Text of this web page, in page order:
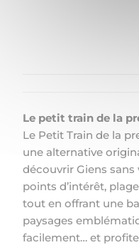
Le petit train de la
Le Petit Train de la
une alternative
découvrir Giens
points d’intérêt,
tout en offrant une
paysages
facilement… et